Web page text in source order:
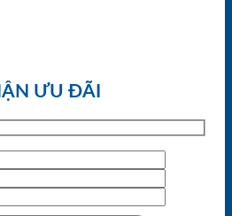
ƯU ĐÃI